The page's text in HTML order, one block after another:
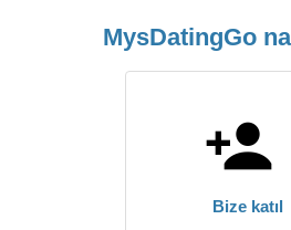
MysDatingGo
Bize katıl